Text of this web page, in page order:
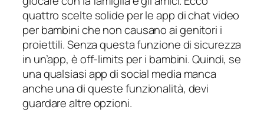
quattro scelte solide per le app di chat video
per bambini che non causano ai genitori i
proiettili. Senza questa funzione di sicurezza
in un’app, è off-limits per i bambini. Quindi, se
una qualsiasi app di social media manca
anche una di queste funzionalità, devi
guardare altre opzioni.